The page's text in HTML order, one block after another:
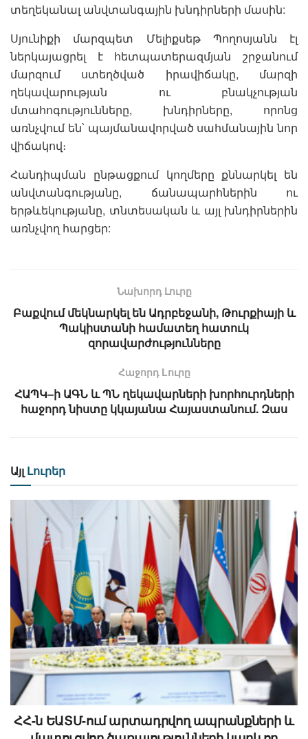
տեղեկանալ անվտանգային խնդիրների մասին:
Սյունիքի մարզպետ Մելիքսեթ Պողոսյանն էլ
ներկայացրել է հետպատերազմյան շրջանում
մարզում ստեղծված իրավիճակը, մարզի
ղեկավարության ու բնակչության
մտահոգությունները, խնդիրները, որոնց
առնչվում են՝ պայմանավորված սահմանային նոր
վիճակով։
Հանդիպման ընթացքում կողմերը քննարկել են
անվտանգությանը, ճանապարհներին ու
երթևեկությանը, տնտեսական և այլ խնդիրներին
առնչվող հարցեր:
Նախորդ Լուրը
Բաքվում մեկնարկել են Ադրբեջանի, Թուրքիայի և
Պակիստանի համատեղ հատուկ
զորավարժությունները
Հաջորդ Lուրը
ՀԱՊԿ–ի ԱԳՆ և ՊՆ ղեկավարների խորհուրդների
հաջորդ նիստը կկայանա Հայաստանում. Զաս
Այլ Լուրեր
ՀՀ-ն ԵԱՏՄ-ում արտադրվող ապրանքների և